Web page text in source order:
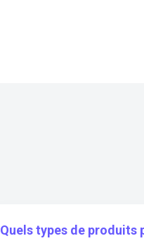
Quels types de produits